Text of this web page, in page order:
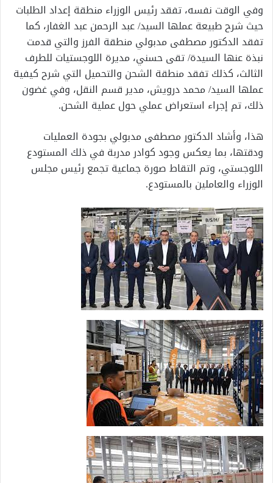
وفي الوقت نفسه، تفقد رئيس الوزراء منطقة إعداد الطلبات
حيث شرح طبيعة عملها السيد/ عبد الرحمن عبد الغفار، كما
تفقد الدكتور مصطفى مدبولي منطقة الفرز والتي قدمت
نبذة عنها السيدة/ تقى حسني، مديرة اللوجستيات للطرف
الثالث، كذلك تفقد منطقة الشحن والتحميل التي شرح كيفية
عملها السيد/ محمد درويش، مدير قسم النقل، وفي غضون
ذلك، تم إجراء استعراض عملي حول عملية الشحن.
هذا، وأشاد الدكتور مصطفى مدبولي بجودة العمليات
ودقتها، بما يعكس وجود كوادر مدربة في ذلك المستودع
اللوجستي، وتم التقاط صورة جماعية تجمع رئيس مجلس
الوزراء والعاملين بالمستودع.